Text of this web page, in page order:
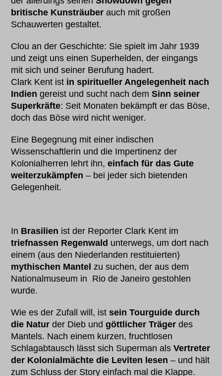
britische Kunsträuber auch mit großen
Schauwerten gestaltet.
Clou an der Geschichte: Sie spielt im Jahr 1939
und zeigt uns einen Superhelden, der eingangs
mit sich und seiner Berufung hadert.
Clark Kent ist in spiritueller Angelegenheit nach
Indien gereist und sucht nach demSinn seiner
Superkräfte: Seit Monaten bekämpft er das Böse,
doch das Böse wird nicht weniger.
Eine Begegnung mit einer indischen
Wissenschaftlerin und die Impertinenz der
Kolonialherren lehrt ihn,einfach für das Gute
weiterzukämpfen – bei jeder sich bietenden
Gelegenheit.
In Brasilien ist der Reporter Clark Kent im
triefnassen Regenwald unterwegs, um dort nach
einem (aus den Niederlanden restituierten)
mythischen Mantel zu suchen, der aus dem
Nationalmuseum in Rio de Janeiro gestohlen
wurde.
Wie es der Zufall will, istsein Tourguide durch
die Natur der Dieb undgöttlicher Träger des
Mantels. Nach einem kurzen, fruchtlosen
Schlagabtausch lässt sich Superman alsVertreter
der Kolonialmächte die Leviten lesen – und hält
zum Schluss der Story einfach mal die Klappe.